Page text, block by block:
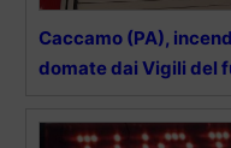
Caccamo (PA),
domate dai Vigili del